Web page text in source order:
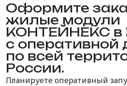
Оформите
жилые модули
КОНТЕЙНЕКС в
с оперативной
по всей
России.
Планируете оперативный